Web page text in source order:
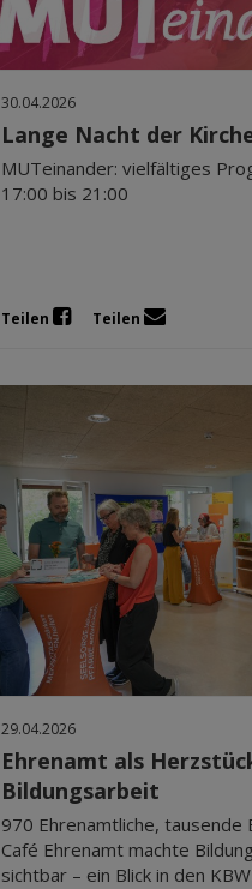
30.04.2026
Lange Nacht der
MUTeinander: vielfältiges
17:00 bis 21:00
Teilen Teilen
29.04.2026
Ehrenamt als
Bildungsarbeit
970 Ehrenamtliche, tausende
Café Ehrenamt machte
sichtbar – ein Blick in den